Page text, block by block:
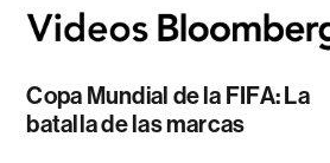
Copa Mundial de la FIFA: La
batalla de las marcas